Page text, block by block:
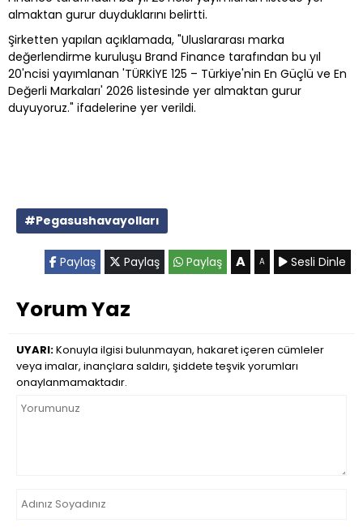
almaktan gurur duyduklarını belirtti.
Şirketten yapılan açıklamada, "Uluslararası marka
değerlendirme kuruluşu Brand Finance tarafından bu yıl
20'ncisi yayımlanan 'TÜRKİYE 125 – Türkiye'nin En Güçlü ve En
Değerli Markaları' 2026 listesinde yer almaktan gurur
duyuyoruz." ifadelerine yer verildi.
#Pegasushavayolları
Paylaş Paylaş Paylaş A A Sesli Dinle
Yorum Yaz
UYARI:Konuyla ilgisi bulunmayan, hakaret içeren cümleler
veya imalar, inançlara saldırı, şiddete teşvik yorumları
onaylanmamaktadır.